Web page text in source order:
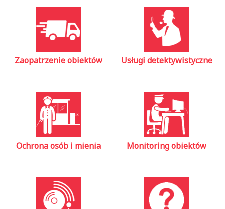
Zaopatrzenie obiektów Usługi detektywistyczne
Ochrona osób i mienia Monitoring obiektów